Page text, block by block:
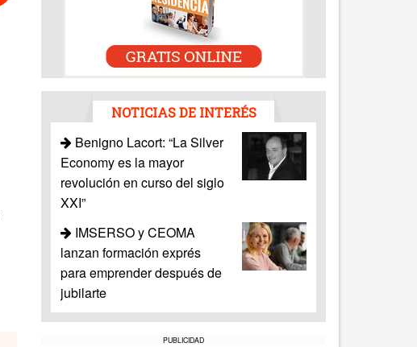
NOTICIAS DE INTERÉS
Benigno Lacort: “La Silver
Economy es la mayor
revolución en curso del siglo
XXI”
IMSERSO y CEOMA
lanzan formación exprés
para emprender después de
jubilarte
PUBLICIDAD